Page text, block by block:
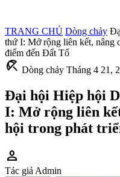
TRANG CHỦ Dòng chảy
thứ I: Mở rộng liên kết, nâng
điểm đến Đất Tổ
beach_access Dòng chảy Tháng 4 21,
Đại hội Hiệp hội
I: Mở rộng liên
hội trong phát
person
Tác giả Admin